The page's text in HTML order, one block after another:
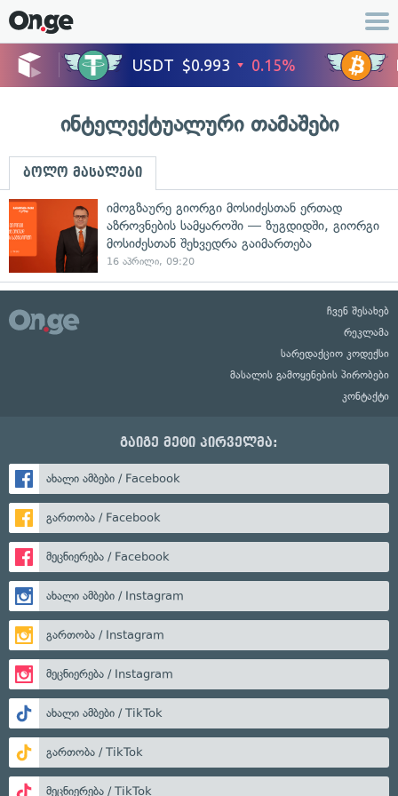
ინტელექტუალური თამაშები
ბოლო მასალები
იმოგზაურე გიორგი მოსიძესთან ერთად
აზროვნების სამყაროში — ზუგდიდში, გიორგი
მოსიძესთან შეხვედრა გაიმართება
16 აპრილი, 09:20
ჩვენ შესახებ
რეკლამა
სარედაქციო კოდექსი
მასალის გამოყენების პირობები
კონტაქტი
გაიგე მეტი პირველმა:
ახალი ამბები / Facebook
გართობა / Facebook
მეცნიერება / Facebook
ახალი ამბები / Instagram
გართობა / Instagram
მეცნიერება / Instagram
ახალი ამბები / TikTok
გართობა / TikTok
მეცნიერება / TikTok